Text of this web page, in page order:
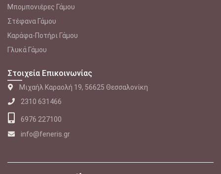
Μπομπονιέρες Γάμου
Στέφανα Γάμου
Καράφα-Ποτήρι Γάμου
Γλυκά Γάμου
Στοιχεία Επικοινωνίας
Μιχαήλ Καραολή 19, 56625 Θεσσαλονίκη
2310 631466
6976 227100
info@feneris.gr